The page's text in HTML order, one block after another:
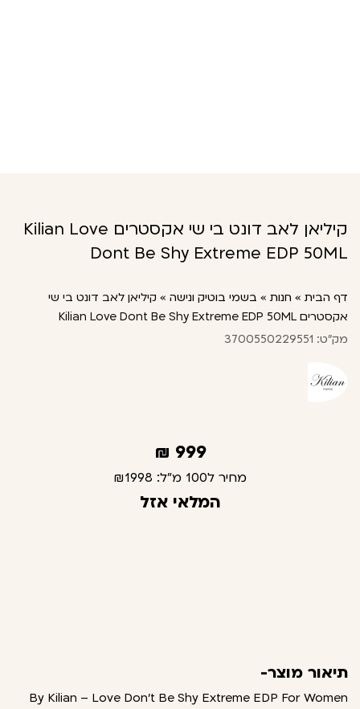
קיליאן לאב דונט בי שי אקסטרים Kilian Love
Dont Be Shy Extreme EDP 50ML
דף הבית » חנות » בשמי בוטיק ונישה » קיליאן לאב דונט בי שי
אקסטרים Kilian Love Dont Be Shy Extreme EDP 50ML
מק"ט: 3700550229551
999
₪
מחיר ל100 מ"ל: ₪1998
המלאי אזל
תיאור מוצר-
By Kilian – Love Don't Be Shy Extreme EDP For Women